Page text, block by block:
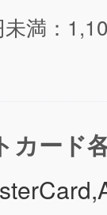
満：
カード